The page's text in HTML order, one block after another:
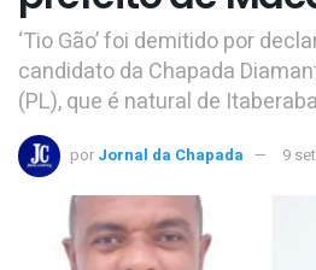
‘Tio Gão’ foi demitido por
candidato da Chapada
(PL), que é natural de
por Jornal da Chapada 9